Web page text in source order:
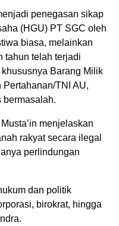
penegasan sikap
(HGU) PT SGC oleh
biasa, melainkan
tahun telah terjadi
Barang Milik
TNI AU,
bermasalah.
menjelaskan
rakyat secara ilegal
perlindungan
dan politik
birokrat, hingga